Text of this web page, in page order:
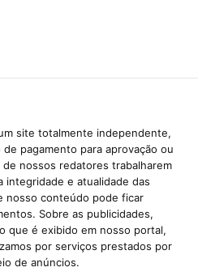
site totalmente independente,
pagamento para aprovação ou
nossos redatores trabalharem
integridade e atualidade das
nosso conteúdo pode ficar
Sobre as publicidades,
que é exibido em nosso portal,
por serviços prestados por
de anúncios.